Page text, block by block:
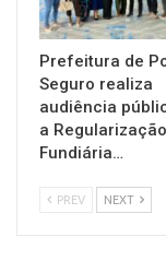
Prefeitura de
Seguro realiza
audiência
a Regularização
Fundiária…
PREV NEXT